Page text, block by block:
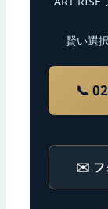
賢い選
📞
✉️ フ